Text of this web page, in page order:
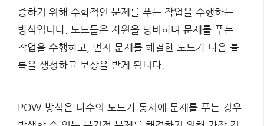
증하기 위해 수학적인 문제를 푸는 작업을 수행하는
방식입니다. 노드들은 자원을 낭비하며 문제를 푸는
작업을 수행하고, 먼저 문제를 해결한 노드가 다음 블
록을 생성하고 보상을 받게 됩니다.
POW 방식은 다수의 노드가 동시에 문제를 푸는 경우